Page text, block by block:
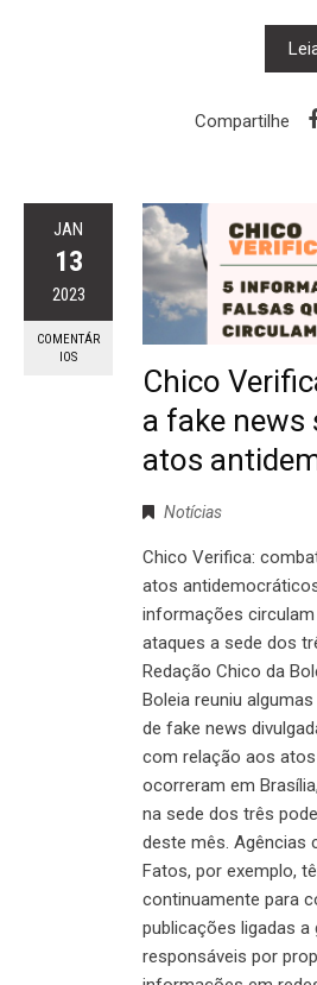
Compartilhe
JAN
13
2023
COMENTÁR
IOS
Chico
a fake news
atos
Notícias
Chico Verifica:
atos
informações
ataques a sede dos
Redação Chico da
Boleia reuniu
de fake news
com relação aos
ocorreram em
na sede dos três
deste mês. Agências
Fatos, por exemplo,
continuamente para
publicações ligadas
responsáveis por